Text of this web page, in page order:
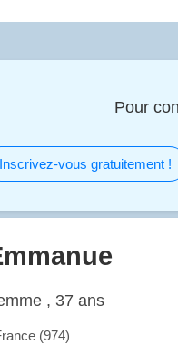
Pour
Inscrivez-vous gratuitement !
, 37 ans
(974)